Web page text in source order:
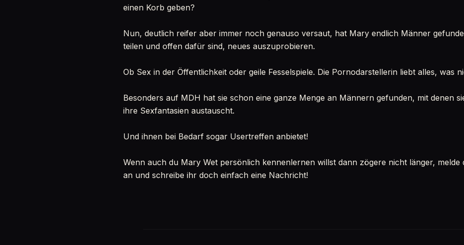
einen Korb geben?
Nun, deutlich reifer aber immer noch genauso versaut, hat Mary endlich Männer
teilen und offen dafür sind, neues auszuprobieren.
Ob Sex in der Öffentlichkeit oder geile Fesselspiele. Die Pornodarstellerin liebt alles, was
Besonders auf MDH hat sie schon eine ganze Menge an Männern gefunden, mit denen
ihre Sexfantasien austauscht.
Und ihnen bei Bedarf sogar Usertreffen anbietet!
Wenn auch du Mary Wet persönlich kennenlernen willst dann zögere nicht länger, melde
an und schreibe ihr doch einfach eine Nachricht!